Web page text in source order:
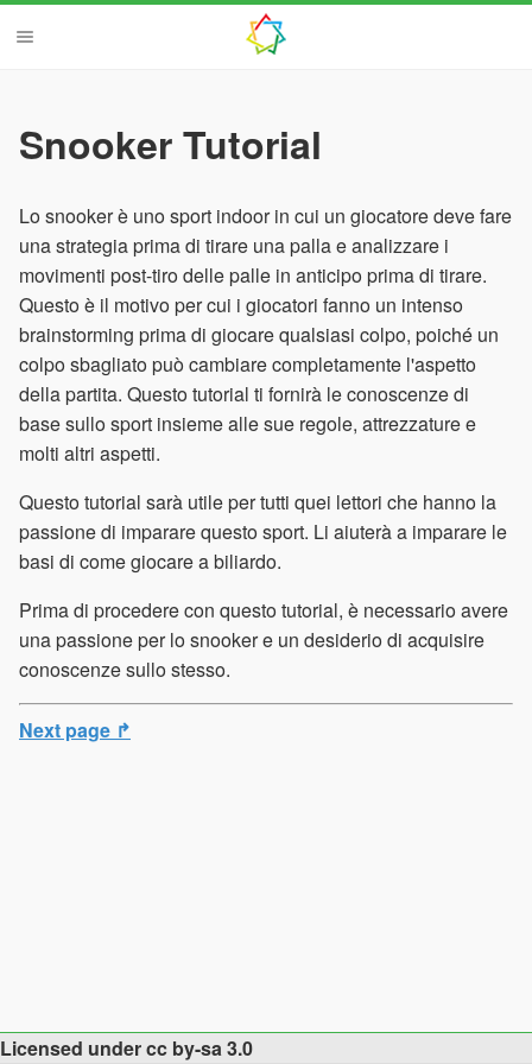
Snooker Tutorial
Lo snooker è uno sport indoor in cui un giocatore deve fare
una strategia prima di tirare una palla e analizzare i
movimenti post-tiro delle palle in anticipo prima di tirare.
Questo è il motivo per cui i giocatori fanno un intenso
brainstorming prima di giocare qualsiasi colpo, poiché un
colpo sbagliato può cambiare completamente l'aspetto
della partita. Questo tutorial ti fornirà le conoscenze di
base sullo sport insieme alle sue regole, attrezzature e
molti altri aspetti.
Questo tutorial sarà utile per tutti quei lettori che hanno la
passione di imparare questo sport. Li aiuterà a imparare le
basi di come giocare a biliardo.
Prima di procedere con questo tutorial, è necessario avere
una passione per lo snooker e un desiderio di acquisire
conoscenze sullo stesso.
Next page ↱
Licensed under cc by-sa 3.0